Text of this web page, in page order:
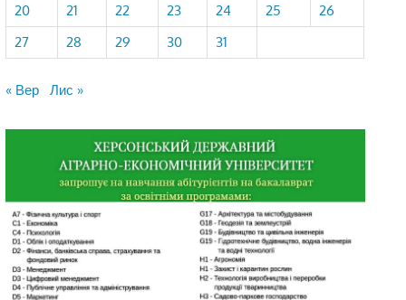
20
21 22 23 24 25
26
27
28 29 30 31
« Вер Лис »